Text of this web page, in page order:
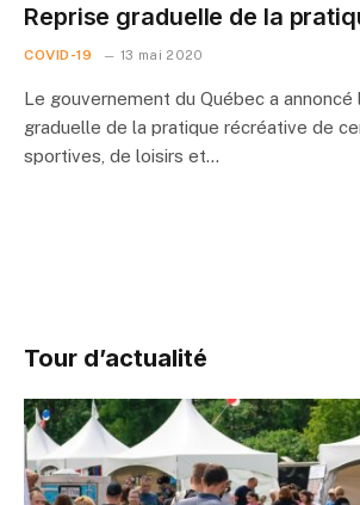
Reprise graduelle de la
COVID-19 13 mai 2020
Le gouvernement du Québec a annoncé
graduelle de la pratique récréative de
sportives, de loisirs et…
Tour d’actualité